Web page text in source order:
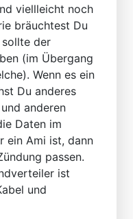
viellleicht noch
bräuchtest Du
der
(im Übergang
Wenn es ein
Du anderes
anderen
Daten im
ein Ami ist, dann
passen.
ist
und